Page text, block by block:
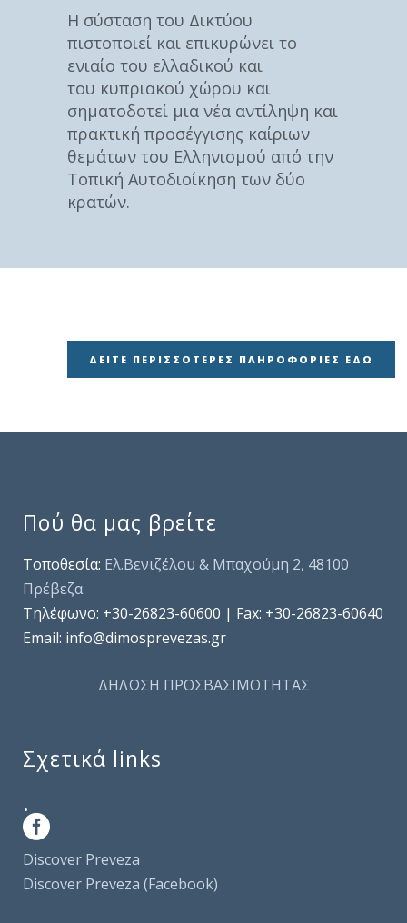
Η σύσταση του Δικτύου
πιστοποιεί και επικυρώνει το
ενιαίο του ελλαδικού και
του κυπριακού χώρου και
σηματοδοτεί μια νέα αντίληψη και
πρακτική προσέγγισης καίριων
θεμάτων του Ελληνισμού από την
Τοπική Αυτοδιοίκηση των δύο
κρατών.
ΔΕΊΤΕ ΠΕΡΙΣΣΌΤΕΡΕΣ ΠΛΗΡΟΦΟΡΊΕΣ ΕΔΏ
Πού θα μας βρείτε
Τοποθεσία: Ελ.Βενιζέλου & Μπαχούμη 2, 48100
Πρέβεζα
Τηλέφωνo: +30-26823-60600 | Fax: +30-26823-60640
Email: info@dimosprevezas.gr
ΔΗΛΩΣΗ ΠΡΟΣΒΑΣΙΜΟΤΗΤΑΣ
Σχετικά links
.
Discover Preveza
Discover Preveza (Facebook)